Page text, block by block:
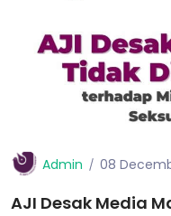
Admin 08
AJI Desak Media